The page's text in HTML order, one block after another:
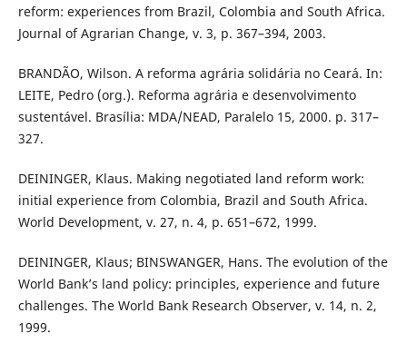
reform: experiences from Brazil, Colombia and South Africa.
Journal of Agrarian Change, v. 3, p. 367–394, 2003.
BRANDÃO, Wilson. A reforma agrária solidária no Ceará. In:
LEITE, Pedro (org.). Reforma agrária e desenvolvimento
sustentável. Brasília: MDA/NEAD, Paralelo 15, 2000. p. 317–
327.
DEININGER, Klaus. Making negotiated land reform work:
initial experience from Colombia, Brazil and South Africa.
World Development, v. 27, n. 4, p. 651–672, 1999.
DEININGER, Klaus; BINSWANGER, Hans. The evolution of the
World Bank’s land policy: principles, experience and future
challenges. The World Bank Research Observer, v. 14, n. 2,
1999.